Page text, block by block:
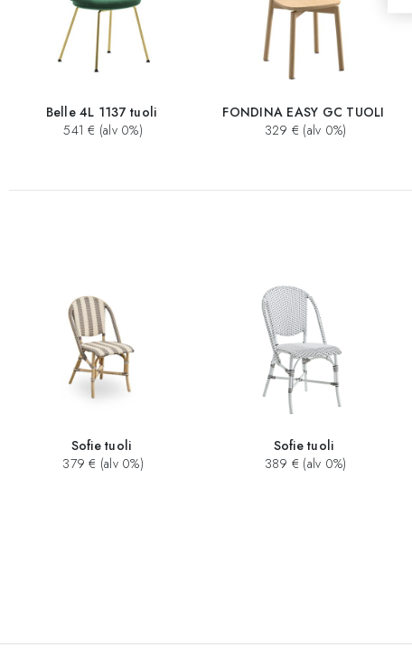
Belle 4L 1137 tuoli
541 € (alv 0%)
FONDINA EASY GC TUOLI
329 € (alv 0%)
Sofie tuoli
379 € (alv 0%)
Sofie tuoli
389 € (alv 0%)